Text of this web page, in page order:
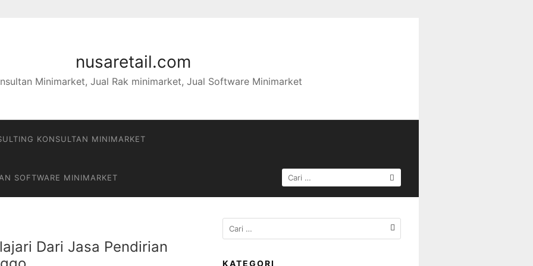
nusaretail.com
Minimarket, Jual Rak minimarket, Jual Software Minimarket
KONSULTAN MINIMARKET
SOFTWARE MINIMARKET
CARI
UNTUK:
Dari Jasa Pendirian
Cari
untuk:
KATEGORI